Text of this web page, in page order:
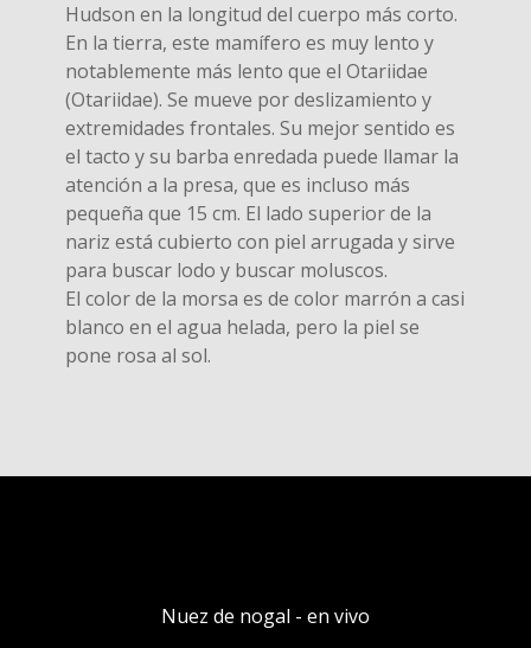
Hudson en la longitud del cuerpo más corto.
En la tierra, este mamífero es muy lento y
notablemente más lento que el Otariidae
(Otariidae). Se mueve por deslizamiento y
extremidades frontales. Su mejor sentido es
el tacto y su barba enredada puede llamar la
atención a la presa, que es incluso más
pequeña que 15 cm. El lado superior de la
nariz está cubierto con piel arrugada y sirve
para buscar lodo y buscar moluscos.
El color de la morsa es de color marrón a casi
blanco en el agua helada, pero la piel se
pone rosa al sol.
Nuez de nogal - en vivo